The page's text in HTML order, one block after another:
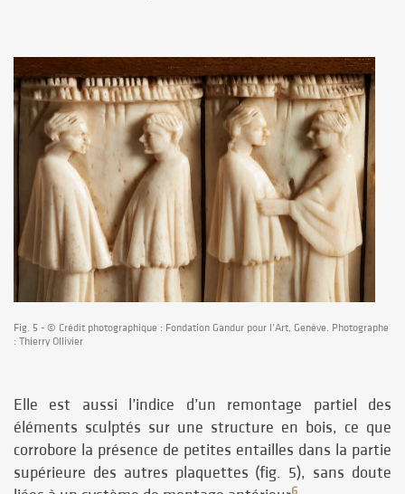
Fig. 5 - © Crédit photographique : Fondation Gandur pour l’Art, Genève. Photographe
: Thierry Ollivier
Elle est aussi l’indice d’un remontage partiel des
éléments sculptés sur une structure en bois, ce que
corrobore la présence de petites entailles dans la partie
supérieure des autres plaquettes (fig. 5), sans doute